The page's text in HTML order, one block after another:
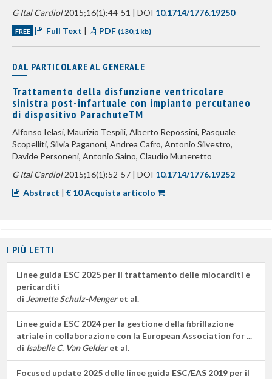
G Ital Cardiol2015;16(1):44-51 | DOI 10.1714/1776.19250
FREE Full Text | PDF (130,1 kb)
DAL PARTICOLARE AL GENERALE
Trattamento della disfunzione ventricolare
sinistra post-infartuale con impianto percutaneo
di dispositivo ParachuteTM
Alfonso Ielasi, Maurizio Tespili, Alberto Repossini, Pasquale
Scopelliti, Silvia Paganoni, Andrea Cafro, Antonio Silvestro,
Davide Personeni, Antonio Saino, Claudio Muneretto
G Ital Cardiol2015;16(1):52-57 | DOI 10.1714/1776.19252
Abstract | € 10 Acquista articolo
I PIÙ LETTI
Linee guida ESC 2025 per il trattamento delle miocarditi e
pericarditi
di Jeanette Schulz-Mengeret al.
Linee guida ESC 2024 per la gestione della fibrillazione
atriale in collaborazione con la European Association for ...
di Isabelle C. Van Gelderet al.
Focused update 2025 delle linee guida ESC/EAS 2019 per il